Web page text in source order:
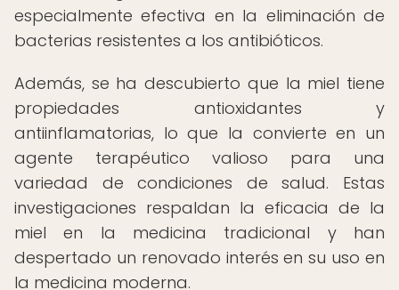
especialmente efectiva en la eliminación de
bacterias resistentes a los antibióticos.
Además, se ha descubierto que la miel tiene
propiedades antioxidantes y
antiinflamatorias, lo que la convierte en un
agente terapéutico valioso para una
variedad de condiciones de salud. Estas
investigaciones respaldan la eficacia de la
miel en la medicina tradicional y han
despertado un renovado interés en su uso en
la medicina moderna.